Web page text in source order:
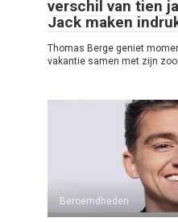
verschil van tien
Jack maken
Thomas Berge geniet
vakantie samen met zijn
Beroemdheden